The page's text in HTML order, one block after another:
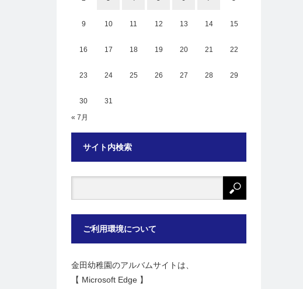
9 10 11 12 13 14 15
16 17 18 19 20 21 22
23 24 25 26 27 28 29
30
31
« 7月
サイト内検索
ご利用環境について
金田幼稚園のアルバムサイトは、
【 Microsoft Edge 】